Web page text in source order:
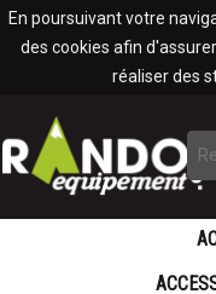
En poursuivant votre
des cookies afin
réaliser des
Panneau de gestion des